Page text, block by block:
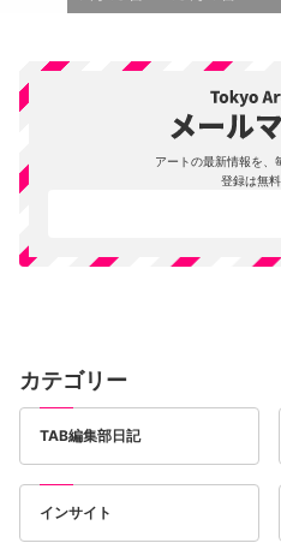
アートの最新情報を、
登録は無料
カテゴリー
TAB編集部日記
インサイト